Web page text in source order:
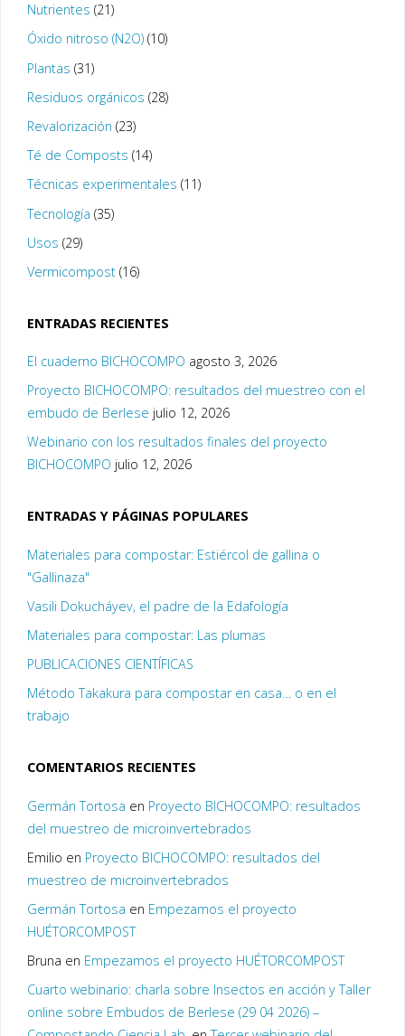
Nutrientes (21)
Óxido nitroso (N2O)(10)
Plantas (31)
Residuos orgánicos (28)
Revalorización (23)
Té de Composts (14)
Técnicas experimentales (11)
Tecnología (35)
Usos (29)
Vermicompost(16)
ENTRADAS RECIENTES
El cuaderno BICHOCOMPO agosto 3, 2026
Proyecto BICHOCOMPO: resultados del muestreo con el
embudo de Berlese julio 12, 2026
Webinario con los resultados finales del proyecto
BICHOCOMPO julio 12, 2026
ENTRADAS Y PÁGINAS POPULARES
Materiales para compostar: Estiércol de gallina o
"Gallinaza"
Vasili Dokucháyev, el padre de la Edafología
Materiales para compostar: Las plumas
PUBLICACIONES CIENTÍFICAS
Método Takakura para compostar en casa… o en el
trabajo
COMENTARIOS RECIENTES
Germán Tortosa en Proyecto BICHOCOMPO: resultados
del muestreo de microinvertebrados
Emilio en Proyecto BICHOCOMPO: resultados del
muestreo de microinvertebrados
Germán Tortosa en Empezamos el proyecto
HUÉTORCOMPOST
Bruna en Empezamos el proyecto HUÉTORCOMPOST
Cuarto webinario: charla sobre Insectos en acción y Taller
online sobre Embudos de Berlese (29 04 2026) –